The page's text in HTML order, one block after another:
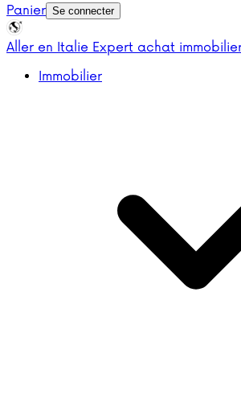
Panier Se connecter
Aller en Italie Expert achat
Immobilier